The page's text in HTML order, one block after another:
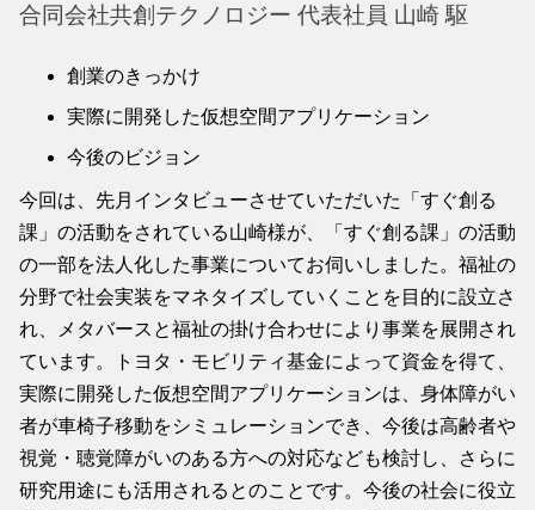
合同会社共創テクノロジー 代表社員 山崎 駆
創業のきっかけ
実際に開発した仮想空間アプリケーション
今後のビジョン
今回は、先月インタビューさせていただいた「すぐ創る
課」の活動をされている山崎様が、「すぐ創る課」の活動
の一部を法人化した事業についてお伺いしました。福祉の
分野で社会実装をマネタイズしていくことを目的に設立さ
れ、メタバースと福祉の掛け合わせにより事業を展開され
ています。トヨタ・モビリティ基金によって資金を得て、
実際に開発した仮想空間アプリケーションは、身体障がい
者が車椅子移動をシミュレーションでき、今後は高齢者や
視覚・聴覚障がいのある方への対応なども検討し、さらに
研究用途にも活用されるとのことです。今後の社会に役立